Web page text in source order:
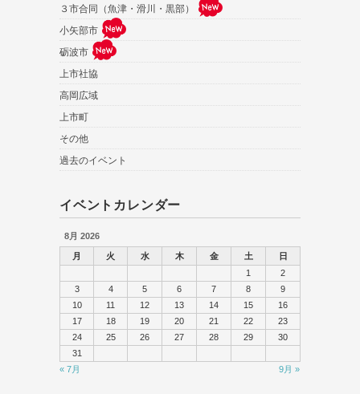
３市合同（魚津・滑川・黒部）
小矢部市
砺波市
上市社協
高岡広域
上市町
その他
過去のイベント
イベントカレンダー
8月 2026
月 火 水 木 金 土
日
1
2
3
4 5 6 7 8
9
10
11 12 13 14 15
16
17
18 19 20 21 22
23
24
25 26 27 28 29
30
31
« 7月
9月 »